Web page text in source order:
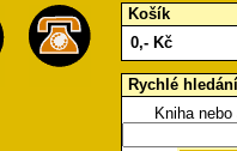
Košík
0,- Kč
Rychlé hledání
Kniha nebo